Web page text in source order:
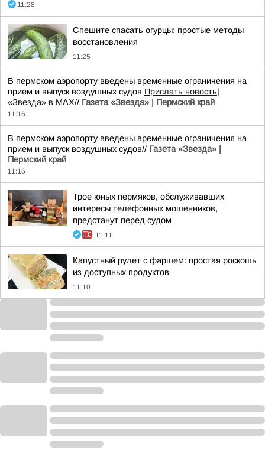
11:28
Спешите спасать огурцы: простые методы
восстановления
11:25
В пермском аэропорту введены временные ограничения на
прием и выпуск воздушных судов Прислать новость|
«Звезда» в MAX// Газета «Звезда» | Пермский край
11:16
В пермском аэропорту введены временные ограничения на
прием и выпуск воздушных судов// Газета «Звезда» |
Пермский край
11:16
Трое юных пермяков, обслуживавших
интересы телефонных мошенников,
предстанут перед судом
11:11
Капустный рулет с фаршем: простая роскошь
из доступных продуктов
11:10